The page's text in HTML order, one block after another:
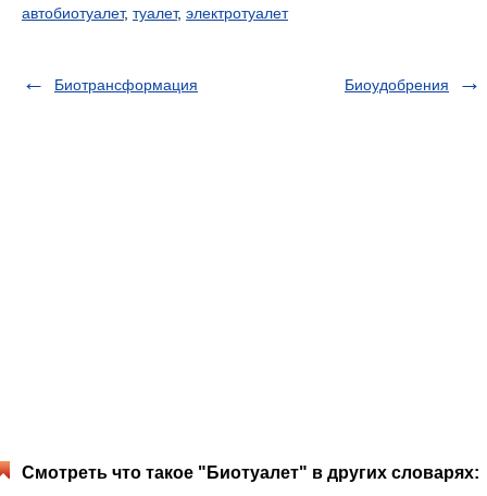
автобиотуалет, туалет, электротуалет
Биотрансформация Биоудобрения
Смотреть что такое "Биотуалет" в других словарях: